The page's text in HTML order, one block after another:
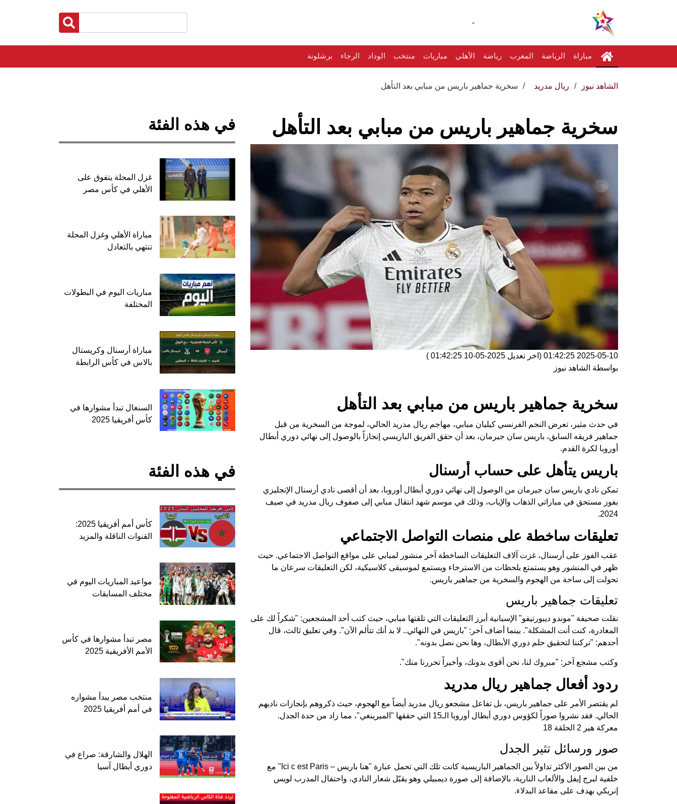
-
مباراة الرياضة المغرب رياضة الأهلي مباريات منتخب الوداد الرجاء برشلونة
الشاهد نيوز ريال مدريد سخرية جماهير باريس من مبابي بعد التأهل
سخرية جماهير باريس من مبابي بعد التأهل
2025-05-10 01:42:25 (اخر تعديل 2025-05-10 01:42:25
)
بواسطة الشاهد نيوز
سخرية جماهير باريس من مبابي بعد التأهل
في حدث مثير، تعرض النجم الفرنسي كيليان مبابي، مهاجم ريال مدريد الحالي، لموجة من السخرية من قبل
جماهير فريقه السابق، باريس سان جيرمان، بعد أن حقق الفريق الباريسي إنجازاً بالوصول إلى نهائي دوري أبطال
أوروبا لكرة القدم.
باريس يتأهل على حساب أرسنال
تمكن نادي باريس سان جيرمان من الوصول إلى نهائي دوري أبطال أوروبا، بعد أن أقصى نادي أرسنال الإنجليزي
بفوز مستحق في مباراتي الذهاب والإياب، وذلك في موسم شهد انتقال مبابي إلى صفوف ريال مدريد في صيف
2024.
تعليقات ساخطة على منصات التواصل الاجتماعي
عقب الفوز على أرسنال، غزت آلاف التعليقات الساخطة آخر منشور لمبابي على مواقع التواصل الاجتماعي. حيث
ظهر في المنشور وهو يستمتع بلحظات من الاسترخاء ويستمع لموسيقى كلاسيكية، لكن التعليقات سرعان ما
تحولت إلى ساحة من الهجوم والسخرية من جماهير باريس.
تعليقات جماهير باريس
نقلت صحيفة "موندو ديبورتيفو" الإسبانية أبرز التعليقات التي تلقتها مبابي، حيث كتب أحد المشجعين: "شكراً لك على
المغادرة، كنت أنت المشكلة". بينما أضاف آخر: "باريس في النهائي.. لا بد أنك تتألم الآن". وفي تعليق ثالث، قال
أحدهم: "تركتنا لتحقيق حلم دوري الأبطال، وها نحن نصل بدونه".
وكتب مشجع آخر: "مبروك لنا، نحن أقوى بدونك، وأخيراً تحررنا منك".
ردود أفعال جماهير ريال مدريد
لم يقتصر الأمر على جماهير باريس، بل تفاعل مشجعو ريال مدريد أيضاً مع الهجوم، حيث ذكروهم بإنجازات ناديهم
الحالي. فقد نشروا صوراً لكؤوس دوري أبطال أوروبا الـ15 التي حققها "الميرينغي"، مما زاد من حدة الجدل.
معركة هير 2 الحلقة 18
صور ورسائل تثير الجدل
من بين الصور الأكثر تداولاً بين الجماهير الباريسية كانت تلك التي تحمل عبارة "هنا باريس – Ici c est Paris" مع
خلفية لبرج إيفل والألعاب النارية، بالإضافة إلى صورة ديمبيلي وهو يقبّل شعار النادي، واحتفال المدرب لويس
إنريكي بهدف على مقاعد البدلاء.
في هذه الفئة
غزل المحلة يتفوق على
الأهلي في كأس مصر
مباراة الأهلي وغزل المحلة
تنتهي بالتعادل
مباريات اليوم في البطولات
المختلفة
مباراة أرسنال وكريستال
بالاس في كأس الرابطة
السنغال تبدأ مشوارها في
كأس أفريقيا 2025
في هذه الفئة
كأس أمم أفريقيا 2025:
القنوات الناقلة والمزيد
مواعيد المباريات اليوم في
مختلف المسابقات
مصر تبدأ مشوارها في كأس
الأمم الأفريقية 2025
منتخب مصر يبدأ مشواره
في أمم أفريقيا 2025
الهلال والشارقة: صراع في
دوري أبطال آسيا